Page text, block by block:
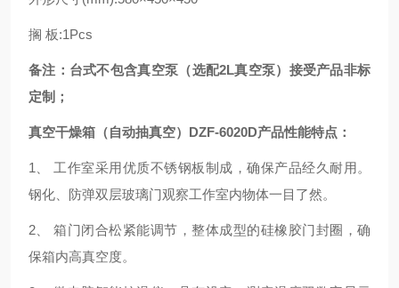
搁 板:1Pcs
备注：台式不包含真空泵（选配2L真空泵）接受产品非标
定制；
真空干燥箱（自动抽真空）DZF-6020D产品性能特点：
1、 工作室采用优质不锈钢板制成，确保产品经久耐用。
钢化、防弹双层玻璃门观察工作室内物体一目了然。
2、 箱门闭合松紧能调节，整体成型的硅橡胶门封圈，确
保箱内高真空度。